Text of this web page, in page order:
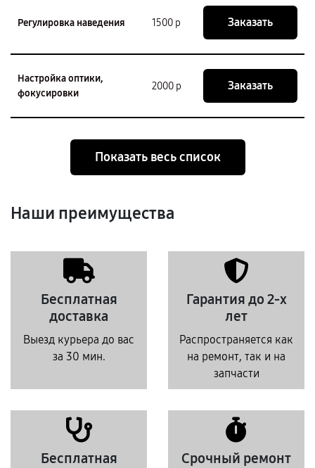
Регулировка наведения 1500 р Заказать
Настройка оптики,
фокусировки
2000 р Заказать
Показать весь список
Наши преимущества
Бесплатная
доставка
Выезд курьера до вас
за 30 мин.
Гарантия до 2-х
лет
Распространяется как
на ремонт, так и на
запчасти
Бесплатная
Срочный ремонт